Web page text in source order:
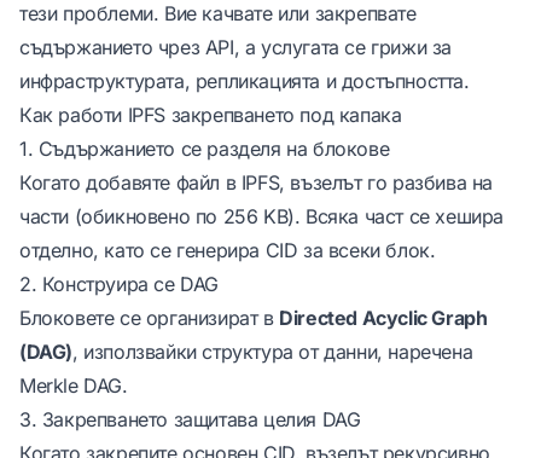
тези проблеми. Вие качвате или закрепвате
съдържанието чрез API, а услугата се грижи за
инфраструктурата, репликацията и достъпността.
Как работи IPFS закрепването под капака
1. Съдържанието се разделя на блокове
Когато добавяте файл в IPFS, възелът го разбива на
части (обикновено по 256 KB). Всяка част се хешира
отделно, като се генерира CID за всеки блок.
2. Конструира се DAG
Блоковете се организират в Directed Acyclic Graph
(DAG), използвайки структура от данни, наречена
Merkle DAG.
3. Закрепването защитава целия DAG